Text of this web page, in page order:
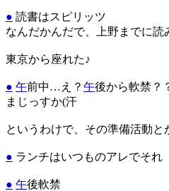
● 読書はスピリッツ
なんだかんだで、上野までに読
東京から座れた♪
● 午前中…え？ 午後から軟禁？
まじっすか(汗
というわけで、その準備活動と
● ランチはいつものアレでそれ
● 午後軟禁